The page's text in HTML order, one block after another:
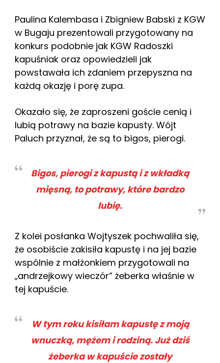
Paulina Kalembasa i Zbigniew Babski z KGW
w Bugaju prezentowali przygotowany na
konkurs podobnie jak KGW Radoszki
kapuśniak oraz opowiedzieli jak
powstawała ich zdaniem przepyszna na
każdą okazję i porę zupa.
Okazało się, że zaproszeni goście cenią i
lubią potrawy na bazie kapusty. Wójt
Paluch przyznał, że są to bigos, pierogi.
Bigos, pierogi z kapustą i z wkładką
mięsną, to potrawy, które bardzo
lubię.
Z kolei posłanka Wojtyszek pochwaliła się,
że osobiście zakisiła kapustę i na jej bazie
wspólnie z małżonkiem przygotowali na
„andrzejkowy wieczór” żeberka właśnie w
tej kapuście.
W tym roku kisiłam kapustę z moją
wnuczką, mężem i rodziną. Już dziś
żeberka w kapuście zostały